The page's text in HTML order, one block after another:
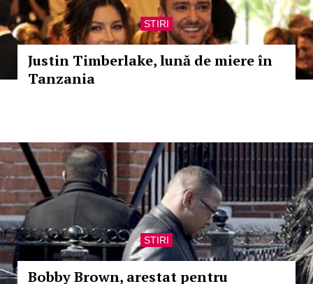
STIRI
Justin Timberlake, lună de miere în
Tanzania
STIRI
Bobby Brown, arestat pentru